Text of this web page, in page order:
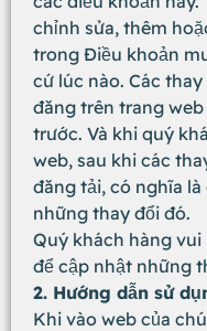
chỉnh sửa, thêm
trong Điều khoản
cứ lúc nào. Các
đăng trên trang
trước. Và khi quý
web, sau khi các
đăng tải, có nghĩa
những thay đổi đó.
Quý khách hàng
để cập nhật những
2. Hướng dẫn sử
Khi vào web của